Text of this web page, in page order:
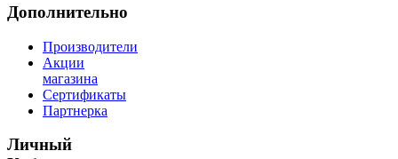
Дополнительно
Производители
Акции
магазина
Сертификаты
Партнерка
Личный